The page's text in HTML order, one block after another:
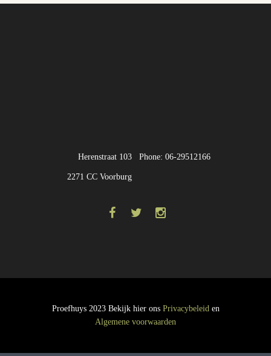
Phone: 06-29512166
Herenstraat 103
2271 CC Voorburg
Proefhuys 2023 Bekijk hier ons Privacybeleid en
Algemene voorwaarden